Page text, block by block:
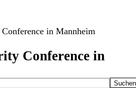
in Mannheim
Conference in